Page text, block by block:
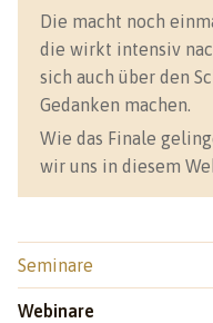
Die macht noch
die wirkt intensiv
sich auch über den
Gedanken machen.
Wie das Finale
wir uns in diesem
Seminare
Webinare